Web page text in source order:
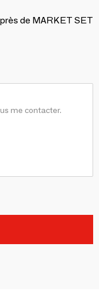
de MARKET SET